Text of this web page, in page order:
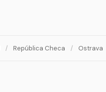
/ República Checa / Ostrava